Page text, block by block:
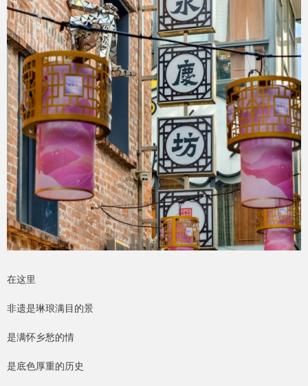
在这里
非遗是琳琅满目的景
是满怀乡愁的情
是底色厚重的历史